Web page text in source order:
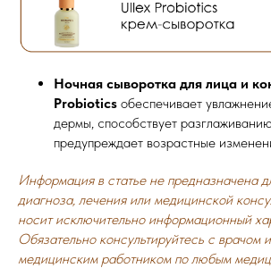
Ночная сыворотка для лица и
Probiotics обеспечивает
дермы, способствует
предупреждает возрастные
Информация в статье не предназначена
диагноза, лечения или медицинской
носит исключительно информационный
Обязательно консультируйтесь с врачом
медицинским работником по любым